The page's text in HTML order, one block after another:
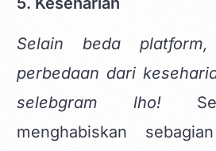
Selain beda
perbedaan dari
selebgram lho!
menghabiskan